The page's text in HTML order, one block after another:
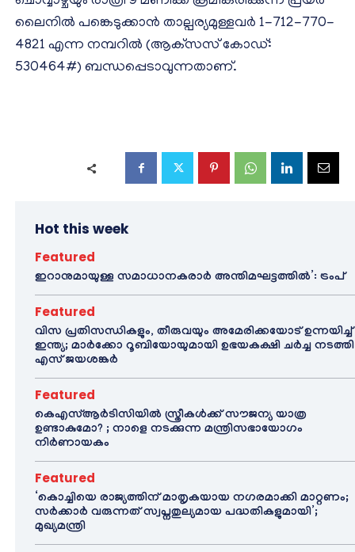
ലൈനിൽ പങ്കെടുക്കാൻ താല്പര്യമുള്ളവർ 1-712-770-
4821 എന്ന നമ്പറിൽ (ആക്‌സസ് കോഡ്:
530464#) ബന്ധപ്പെടാവുന്നതാണ്.
Hot this week
Featured
ഇറാനുമായുള്ള സമാധാനകരാർ അന്തിമഘട്ടത്തിൽ‌’: ട്രംപ്
Featured
വിസ പ്രതിസന്ധികളും, തീരുവയും അമേരിക്കയോട് ഉന്നയിച്ച്
ഇന്ത്യ; മാർക്കോ റൂബിയോയുമായി ഉഭയകക്ഷി ചർച്ച നടത്തി
എസ് ജയശങ്കർ
Featured
കെഎസ്ആർടിസിയിൽ സ്ത്രീകൾക്ക് സൗജന്യ യാത്ര
ഉണ്ടാകുമോ? ; നാളെ നടക്കുന്ന മന്ത്രിസഭായോഗം
നിർണായകം
Featured
‘കൊച്ചിയെ രാജ്യത്തിന് മാതൃകയായ നഗരമാക്കി മാറ്റണം;
സർക്കാർ വരുന്നത് സ്വപ്നതുല്യമായ പദ്ധതികളുമായി’;
മുഖ്യമന്ത്രി